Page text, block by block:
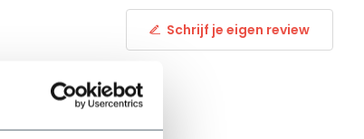
Schrijf je eigen review